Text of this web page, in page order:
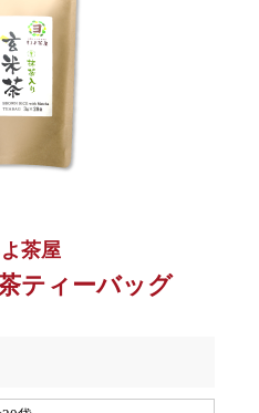
茶屋
ティーバッグ